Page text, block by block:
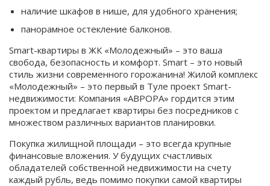
наличие шкафов в нише, для удобного хранения;
панорамное остекление балконов.
Smart-квартиры в ЖК «Молодежный» – это ваша
свобода, безопасность и комфорт. Smart – это новый
стиль жизни современного горожанина! Жилой комплекс
«Молодежный» – это первый в Туле проект Smart-
недвижимости: Компания «АВРОРА» гордится этим
проектом и предлагает квартиры без посредников с
множеством различных вариантов планировки.
Покупка жилищной площади – это всегда крупные
финансовые вложения. У будущих счастливых
обладателей собственной недвижимости на счету
каждый рубль, ведь помимо покупки самой квартиры